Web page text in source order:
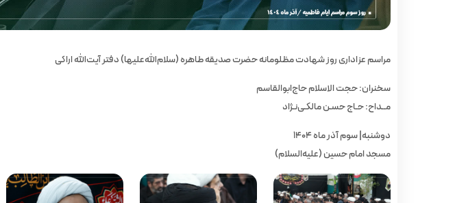
مراسم عزاداری روز شهادت مظلومانه حضرت صدیقه طاهره (سلام‌الله‌علیها) دفتر آیت‌الله اراکی
سخنران: حجت الاسلام حاج‌ابوالقاسم
مــداح: حـاج حسـن مالکـی‌نـژاد
دوشنبه| سوم آذر ماه ۱۴۰۴
مسجد امام حسین (علیه‌السلام)